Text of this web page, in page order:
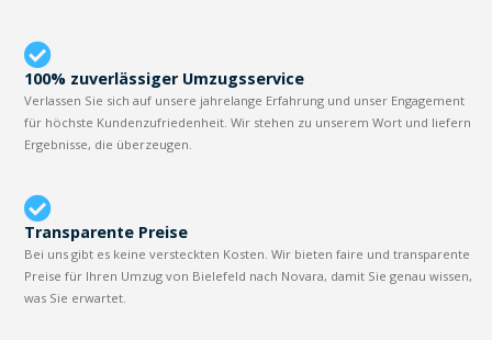
100% zuverlässiger Umzugsservice
Verlassen Sie sich auf unsere jahrelange Erfahrung und unser Engagement
für höchste Kundenzufriedenheit. Wir stehen zu unserem Wort und liefern
Ergebnisse, die überzeugen.
Transparente Preise
Bei uns gibt es keine versteckten Kosten. Wir bieten faire und transparente
Preise für Ihren Umzug von Bielefeld nach Novara, damit Sie genau wissen,
was Sie erwartet.